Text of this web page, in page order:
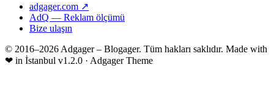
adgager.com ↗
AdQ — Reklam ölçümü
Bize ulaşın
© 2016–2026 Adgager – Blogager. Tüm hakları saklıdır. Made with
❤ in İstanbul v1.2.0 · Adgager Theme